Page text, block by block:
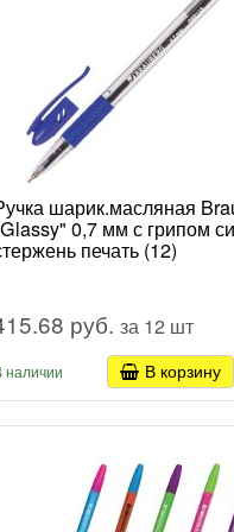
шарик.масляная
0,7 мм с грипом
печать (12)
руб. за 12 шт
наличии В корзину